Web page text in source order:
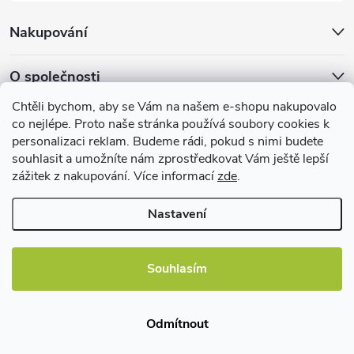
Chtěli bychom, aby se Vám na našem e-shopu nakupovalo
co nejlépe. Proto naše stránka používá soubory cookies k
personalizaci reklam. Budeme rádi, pokud s nimi budete
souhlasit a umožníte nám zprostředkovat Vám ještě lepší
zážitek z nakupování. Více informacízde.
Nastavení
Souhlasím
Odmítnout
u
Nakupování
O společnosti
Facebook
Užitečné informace